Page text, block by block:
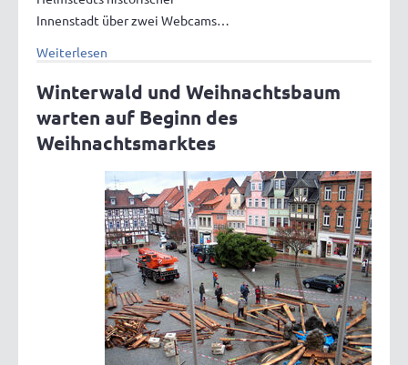
Innenstadt über zwei Webcams…
Weiterlesen
Winterwald und Weihnachtsbaum
warten auf Beginn des
Weihnachtsmarktes